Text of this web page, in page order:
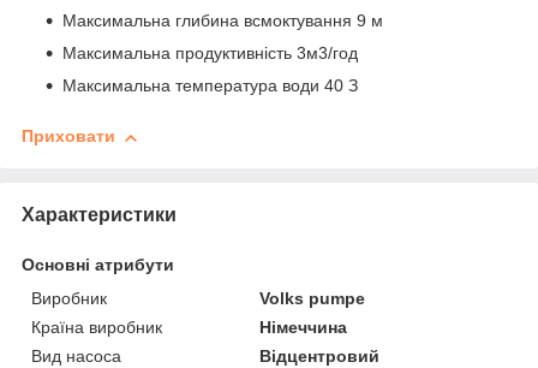
Максимальна глибина всмоктування 9 м
Максимальна продуктивність 3м3/год
Максимальна температура води 40 З
Приховати
Характеристики
Основні атрибути
Виробник
Volks pumpe
Країна виробник
Німеччина
Вид насоса
Відцентровий